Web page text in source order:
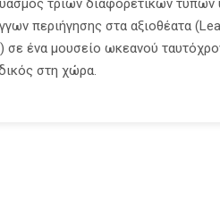
τριών διαφορετικών τύπων
περιήγησης στα αξιοθέατα
σε ένα μουσείο ωκεανού
στη χώρα.